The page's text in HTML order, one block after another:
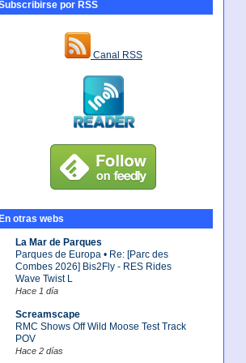
por RSS
Canal RSS
En otras webs
La Mar de Parques
Parques de Europa • Re: [Parc des
Combes 2026] Bis2Fly - RES Rides
Wave Twist L
Hace 1 día
Screamscape
RMC Shows Off Wild Moose Test Track
POV
Hace 2 días